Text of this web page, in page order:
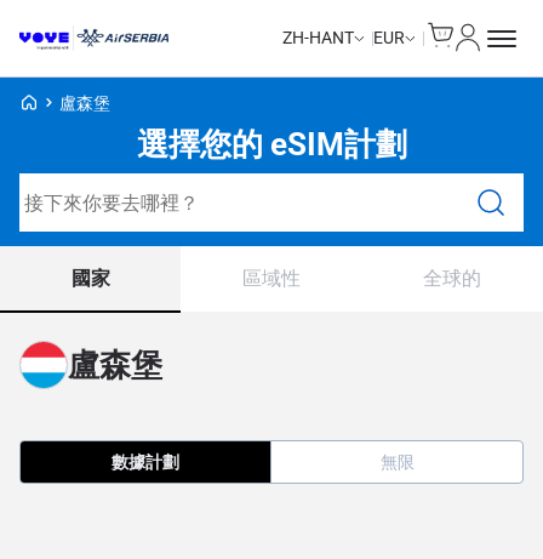
ZH-HANT EUR
Voye Homepage
盧森堡
選擇您的 eSIM計劃
國家 區域性 全球的
盧森堡
數據計劃 無限